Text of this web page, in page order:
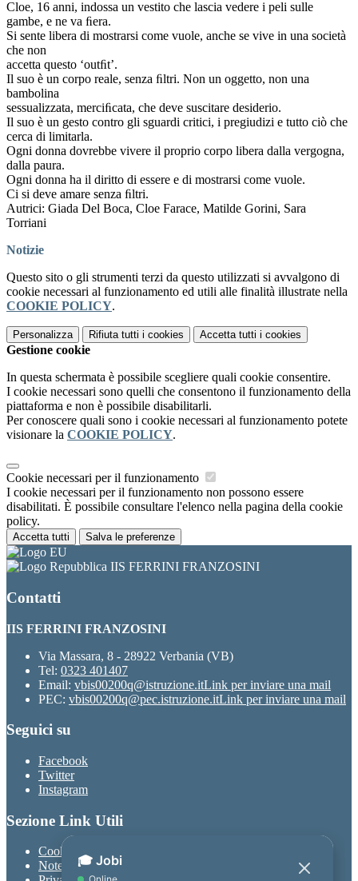
Cloe, 16 anni, indossa un vestito che lascia vedere i peli sulle
gambe, e ne va ﬁera.
Si sente libera di mostrarsi come vuole, anche se vive in una società
che non
accetta questo ‘outﬁt’.
Il suo è un corpo reale, senza ﬁltri. Non un oggetto, non una
bambolina
sessualizzata, merciﬁcata, che deve suscitare desiderio.
Il suo è un gesto contro gli sguardi critici, i pregiudizi e tutto ciò che
cerca di limitarla.
Ogni donna dovrebbe vivere il proprio corpo libera dalla vergogna,
dalla paura.
Ogni donna ha il diritto di essere e di mostrarsi come vuole.
Ci si deve amare senza ﬁltri.
Autrici: Giada Del Boca, Cloe Farace, Matilde Gorini, Sara
Torriani
Notizie
Questo sito o gli strumenti terzi da questo utilizzati si avvalgono di
cookie necessari al funzionamento ed utili alle finalità illustrate nella
COOKIE POLICY.
Personalizza Rifiuta tutti i cookies Accetta tutti i cookies
Gestione cookie
In questa schermata è possibile scegliere quali cookie consentire.
I cookie necessari sono quelli che consentono il funzionamento della
piattaforma e non è possibile disabilitarli.
Per conoscere quali sono i cookie necessari al funzionamento potete
visionare la COOKIE POLICY.
Cookie necessari per il funzionamento
I cookie necessari per il funzionamento non possono essere
disabilitati. È possibile consultare l'elenco nella pagina della cookie
policy.
Accetta tutti Salva le preferenze
IIS FERRINI FRANZOSINI
Contatti
IIS FERRINI FRANZOSINI
Via Massara, 8 - 28922 Verbania (VB)
Tel: 0323 401407
Email: vbis00200q@istruzione.itLink per inviare una mail
PEC: vbis00200q@pec.istruzione.itLink per inviare una mail
Seguici su
Facebook
Twitter
Instagram
Sezione Link Utili
Cookie policy
Note legali